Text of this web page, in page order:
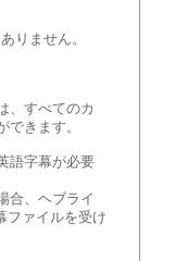
りません。
、すべてのカ
きます。
語字幕が必要
合、ヘブライ
ファイルを受け